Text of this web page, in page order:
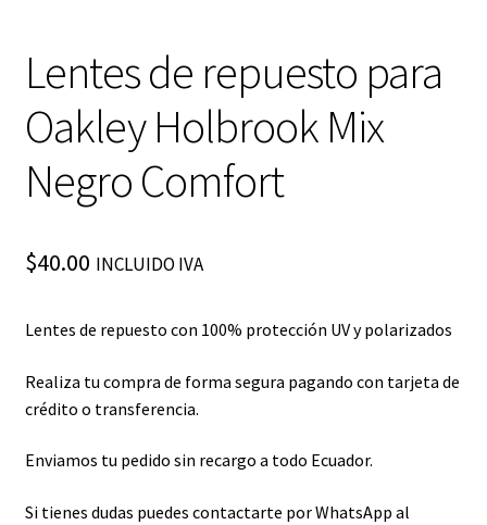
Lentes de repuesto para
Oakley Holbrook Mix
Negro Comfort
$40.00 INCLUIDO IVA
Lentes de repuesto con 100% protección UV y polarizados
Realiza tu compra de forma segura pagando con tarjeta de
crédito o transferencia.
Enviamos tu pedido sin recargo a todo Ecuador.
Si tienes dudas puedes contactarte por WhatsApp al